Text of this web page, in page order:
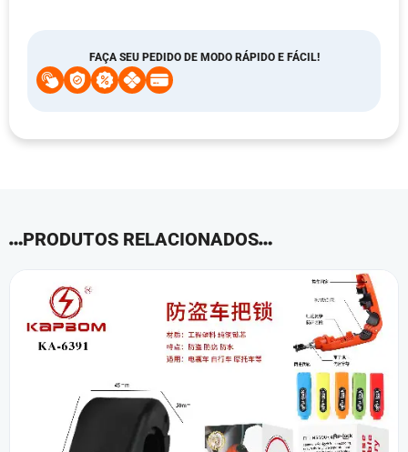
FAÇA SEU PEDIDO DE MODO RÁPIDO E FÁCIL!
PRODUTOS RELACIONADOS